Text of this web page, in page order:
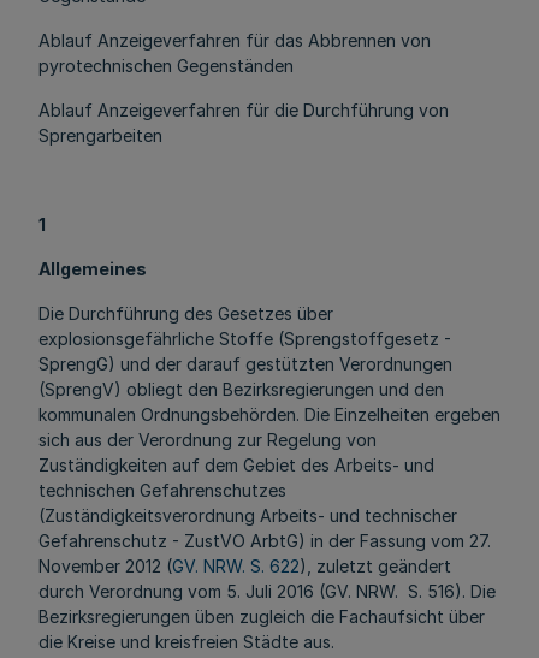
Ablauf Anzeigeverfahren für das Abbrennen von
pyrotechnischen Gegenständen
Ablauf Anzeigeverfahren für die Durchführung von
Sprengarbeiten
1
Allgemeines
Die Durchführung des Gesetzes über
explosionsgefährliche Stoffe (Sprengstoffgesetz -
SprengG) und der darauf gestützten Verordnungen
(SprengV) obliegt den Bezirksregierungen und den
kommunalen Ordnungsbehörden. Die Einzelheiten ergeben
sich aus der Verordnung zur Regelung von
Zuständigkeiten auf dem Gebiet des Arbeits- und
technischen Gefahrenschutzes
(Zuständigkeitsverordnung Arbeits- und technischer
Gefahrenschutz - ZustVO ArbtG) in der Fassung vom 27.
November 2012 (GV. NRW. S. 622), zuletzt geändert
durch Verordnung vom 5. Juli 2016 (GV. NRW. S. 516). Die
Bezirksregierungen üben zugleich die Fachaufsicht über
die Kreise und kreisfreien Städte aus.